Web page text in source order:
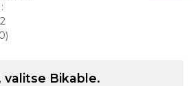
10
)
valitse Bikable.